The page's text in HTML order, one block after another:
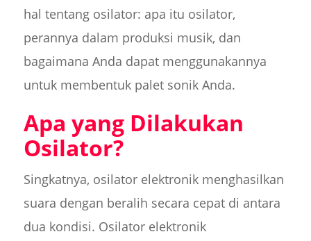
hal tentang osilator: apa itu osilator,
perannya dalam produksi musik, dan
bagaimana Anda dapat menggunakannya
untuk membentuk palet sonik Anda.
Apa yang Dilakukan
Osilator?
Singkatnya, osilator elektronik menghasilkan
suara dengan beralih secara cepat di antara
dua kondisi. Osilator elektronik